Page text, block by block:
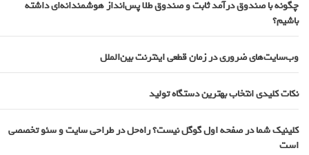
چگونه با صندوق درآمد ثابت و صندوق طلا پس‌انداز هوشمندانه‌ای داشته
باشیم؟
وب‌سایت‌های ضروری در زمان قطعی اینترنت بین‌الملل
نکات کلیدی انتخاب بهترین دستگاه تولید
کلینیک شما در صفحه اول گوگل نیست؟ راه‌حل در طراحی سایت و سئو تخصصی
است